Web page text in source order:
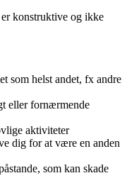
konstruktive og ikke
som helst andet, fx andre
eller fornærmende
aktiviteter
dig for at være en anden
som kan skade